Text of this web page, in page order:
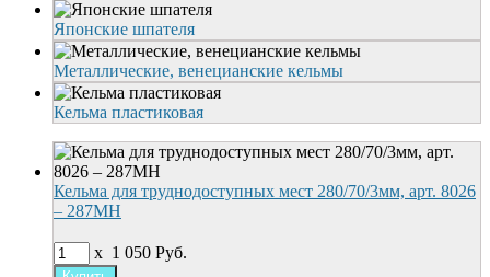
Японские шпателя
Металлические, венецианские кельмы
Кельма пластиковая
Кельма для труднодоступных мест 280/70/3мм, арт. 8026
– 287MН
x 1 050 Руб.